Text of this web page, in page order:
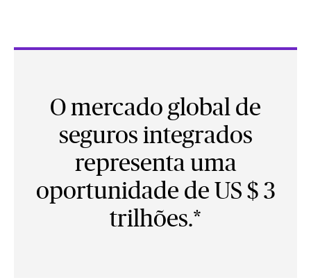
O mercado global de
seguros integrados
representa uma
oportunidade de US $ 3
trilhões.*